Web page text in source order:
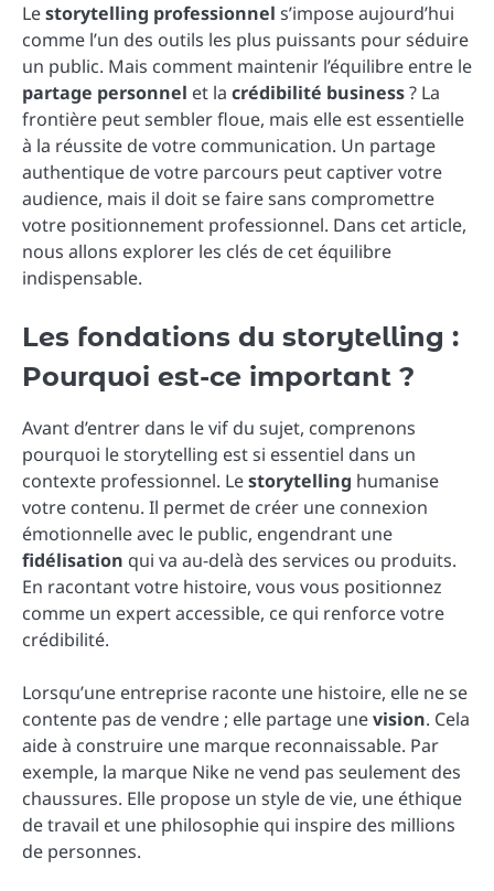
Lestorytelling professionnel s’impose aujourd’hui
comme l’un des outils les plus puissants pour séduire
un public. Mais comment maintenir l’équilibre entre le
partage personnel et la crédibilité business? La
frontière peut sembler floue, mais elle est essentielle
à la réussite de votre communication. Un partage
authentique de votre parcours peut captiver votre
audience, mais il doit se faire sans compromettre
votre positionnement professionnel. Dans cet article,
nous allons explorer les clés de cet équilibre
indispensable.
Les fondations du storytelling :
Pourquoi est-ce important ?
Avant d’entrer dans le vif du sujet, comprenons
pourquoi le storytelling est si essentiel dans un
contexte professionnel. Lestorytelling humanise
votre contenu. Il permet de créer une connexion
émotionnelle avec le public, engendrant une
fidélisation qui va au-delà des services ou produits.
En racontant votre histoire, vous vous positionnez
comme un expert accessible, ce qui renforce votre
crédibilité.
Lorsqu’une entreprise raconte une histoire, elle ne se
contente pas de vendre ; elle partage unevision. Cela
aide à construire une marque reconnaissable. Par
exemple, la marque Nike ne vend pas seulement des
chaussures. Elle propose un style de vie, une éthique
de travail et une philosophie qui inspire des millions
de personnes.